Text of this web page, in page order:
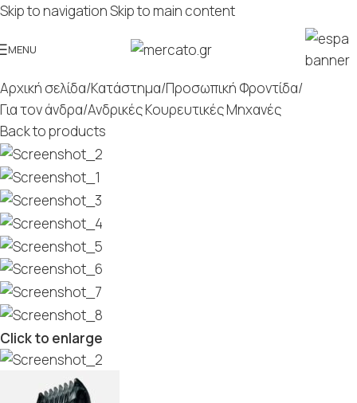
Skip to navigationSkip to main content
MENU
Αρχική σελίδα/Κατάστημα/Προσωπική Φροντίδα/
Για τον άνδρα/Ανδρικές Κουρευτικές Μηχανές
Back to products
Click to enlarge